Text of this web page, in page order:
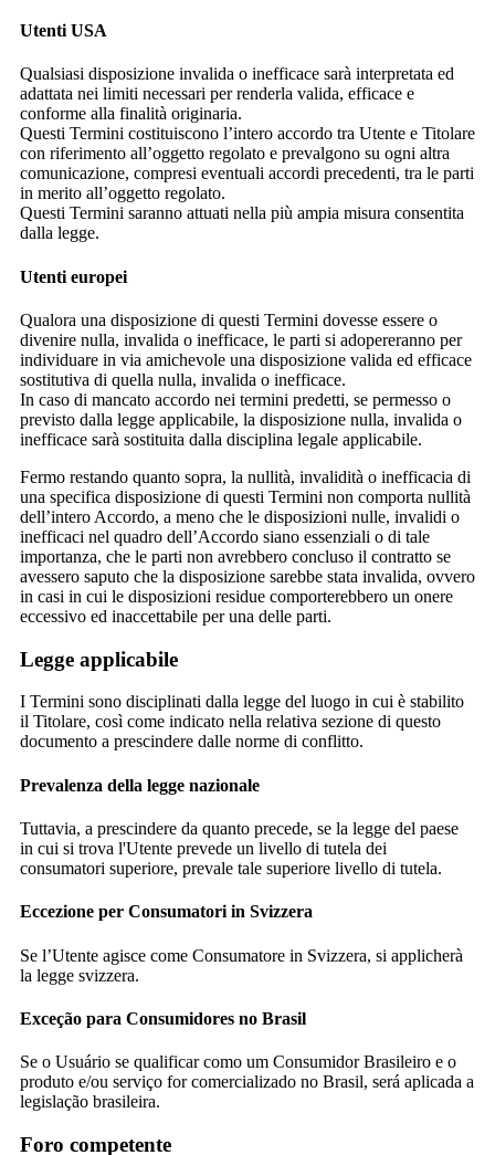
Utenti USA
Qualsiasi disposizione invalida o inefficace sarà interpretata ed
adattata nei limiti necessari per renderla valida, efficace e
conforme alla finalità originaria.
Questi Termini costituiscono l’intero accordo tra Utente e Titolare
con riferimento all’oggetto regolato e prevalgono su ogni altra
comunicazione, compresi eventuali accordi precedenti, tra le parti
in merito all’oggetto regolato.
Questi Termini saranno attuati nella più ampia misura consentita
dalla legge.
Utenti europei
Qualora una disposizione di questi Termini dovesse essere o
divenire nulla, invalida o inefficace, le parti si adopereranno per
individuare in via amichevole una disposizione valida ed efficace
sostitutiva di quella nulla, invalida o inefficace.
In caso di mancato accordo nei termini predetti, se permesso o
previsto dalla legge applicabile, la disposizione nulla, invalida o
inefficace sarà sostituita dalla disciplina legale applicabile.
Fermo restando quanto sopra, la nullità, invalidità o inefficacia di
una specifica disposizione di questi Termini non comporta nullità
dell’intero Accordo, a meno che le disposizioni nulle, invalidi o
inefficaci nel quadro dell’Accordo siano essenziali o di tale
importanza, che le parti non avrebbero concluso il contratto se
avessero saputo che la disposizione sarebbe stata invalida, ovvero
in casi in cui le disposizioni residue comporterebbero un onere
eccessivo ed inaccettabile per una delle parti.
Legge applicabile
I Termini sono disciplinati dalla legge del luogo in cui è stabilito
il Titolare, così come indicato nella relativa sezione di questo
documento a prescindere dalle norme di conflitto.
Prevalenza della legge nazionale
Tuttavia, a prescindere da quanto precede, se la legge del paese
in cui si trova l'Utente prevede un livello di tutela dei
consumatori superiore, prevale tale superiore livello di tutela.
Eccezione per Consumatori in Svizzera
Se l’Utente agisce come Consumatore in Svizzera, si applicherà
la legge svizzera.
Exceção para Consumidores no Brasil
Se o Usuário se qualificar como um Consumidor Brasileiro e o
produto e/ou serviço for comercializado no Brasil, será aplicada a
legislação brasileira.
Foro competente